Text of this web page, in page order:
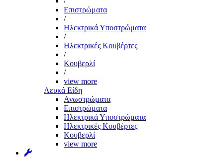
Επιστρώματα
/
Ηλεκτρικά Υποστρώματα
/
Ηλεκτρικές Κουβέρτες
/
Κουβερλί
/
view more
Λευκά Είδη
Ανωστρώματα
Επιστρώματα
Ηλεκτρικά Υποστρώματα
Ηλεκτρικές Κουβέρτες
Κουβερλί
view more